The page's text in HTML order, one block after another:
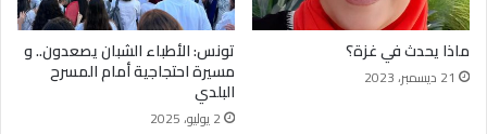
ماذا يحدث في غزة؟
21 ديسمبر، 2023
تونس: الأطباء الشبان يصعدون.. و
مسيرة احتجاجية أمام المسرح
البلدي
2 يوليو، 2025